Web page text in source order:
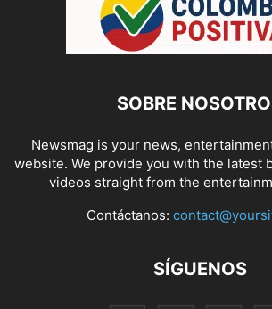
SOBRE
Newsmag is your news,
website. We provide you with the latest
videos straight from the
Contáctanos:
SÍGUENOS